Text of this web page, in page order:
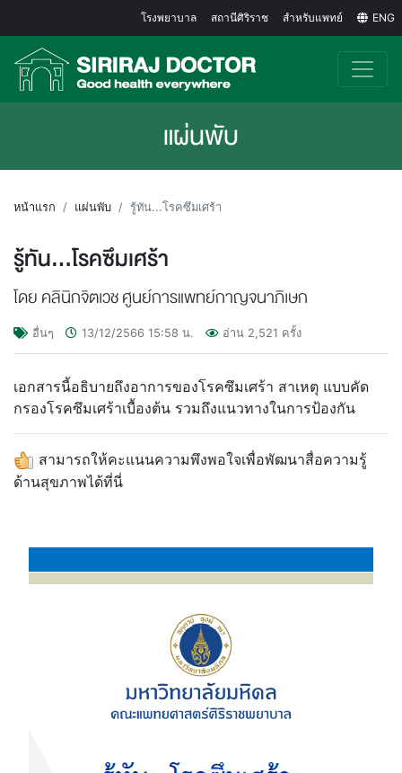
โรงพยาบาล สถานีศิริราช สำหรับแพทย์ ENG
แผ่นพับ
หน้าแรก แผ่นพับ รู้ทัน...โรคซึมเศร้า
รู้ทัน...โรคซึมเศร้า
โดย คลินิกจิตเวช ศูนย์การแพทย์กาญจนาภิเษก
อื่นๆ 13/12/2566 15:58 น. อ่าน 2,521 ครั้ง
เอกสารนี้อธิบายถึงอาการของโรคซึมเศร้า สาเหตุ แบบคัด
กรองโรคซึมเศร้าเบื้องต้น รวมถึงแนวทางในการป้องกัน
สามารถให้คะแนนความพึงพอใจเพื่อพัฒนาสื่อความรู้
ด้านสุขภาพได้ที่นี่